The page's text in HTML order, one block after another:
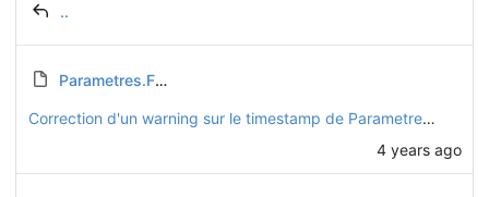
..
Parametres.FCStd
Correction d'un warning sur le timestamp de Parametres.FCStd
4 years ago